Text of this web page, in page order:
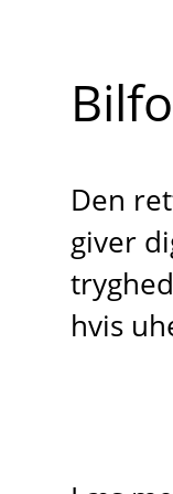
Den
giver
hvis